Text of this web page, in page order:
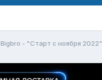
Bigbro - "Старт с ноября 2022"